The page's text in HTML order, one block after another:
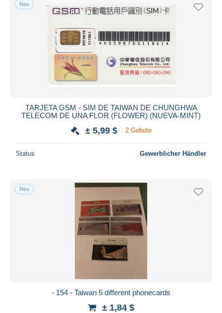
Neu
TARJETA GSM - SIM DE TAIWAN DE CHUNGHWA
TELECOM DE UNA FLOR (FLOWER) (NUEVA-MINT)
± 5,99 $ 2 Gebote
Status Gewerblicher Händler
Neu
- 154 - Taiwan 5 different phonecards
± 1,84 $